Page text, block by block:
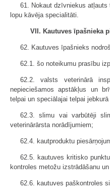
61. Nokaut dzīvniekus
lopu kāvēja specialitāti.
VII. Kautuves īpašnieka
62. Kautuves īpašnieks
62.1. šo noteikumu prasību
62.2. valsts veterinārā
nepieciešamos apstākļus un
telpai un speciālajai telpai
62.3. slimu vai varbūtēji
veterinārārsta norādījumiem;
62.4. kautproduktu
62.5. kautuves kritisko
kontroles metožu izstrādāšanu
62.6. kautuves paškontroles